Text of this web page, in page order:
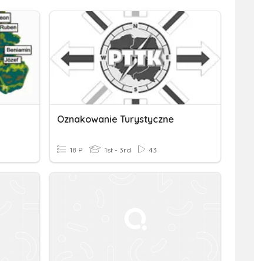
Oznakowanie Turystyczne
18 P 1st - 3rd 43